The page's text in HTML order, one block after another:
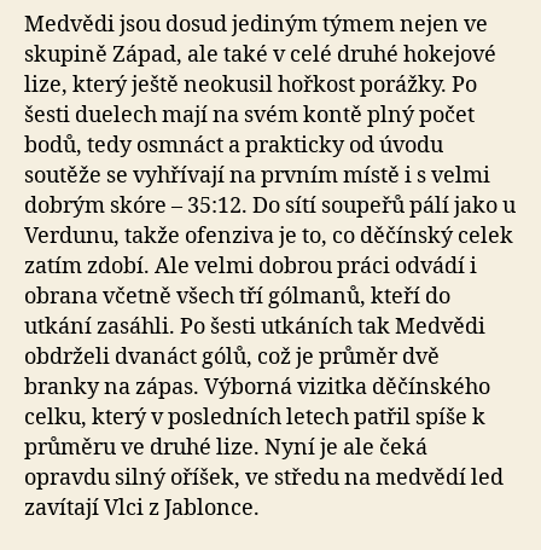
Medvědi jsou dosud jediným týmem nejen ve
skupině Západ, ale také v celé druhé hokejové
lize, který ještě neokusil hořkost porážky. Po
šesti duelech mají na svém kontě plný počet
bodů, tedy osmnáct a prakticky od úvodu
soutěže se vyhřívají na prvním místě i s velmi
dobrým skóre – 35:12. Do sítí soupeřů pálí jako u
Verdunu, takže ofenziva je to, co děčínský celek
zatím zdobí. Ale velmi dobrou práci odvádí i
obrana včetně všech tří gólmanů, kteří do
utkání zasáhli. Po šesti utkáních tak Medvědi
obdrželi dvanáct gólů, což je průměr dvě
branky na zápas. Výborná vizitka děčínského
celku, který v posledních letech patřil spíše k
průměru ve druhé lize. Nyní je ale čeká
opravdu silný oříšek, ve středu na medvědí led
zavítají Vlci z Jablonce.